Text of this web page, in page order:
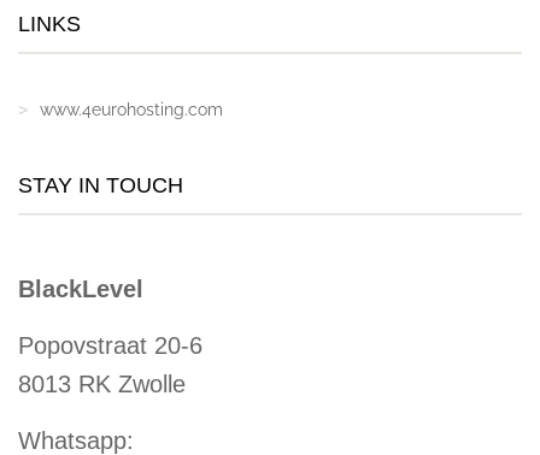
LINKS
www.4eurohosting.com
STAY IN TOUCH
BlackLevel
Popovstraat 20-6
8013 RK Zwolle
Whatsapp: